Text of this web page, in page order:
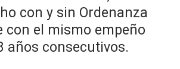
con y sin Ordenanza
con el mismo empeño
años consecutivos.